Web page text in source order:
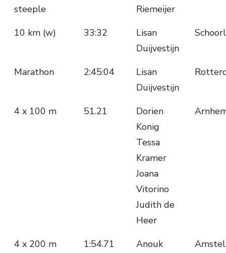
steeple
Riemeijer
10 km (w) 33:32
Lisan
Duijvestijn
Schoorl
Marathon 2:45:04
Lisan
Duijvestijn
4 x 100 m 51.21
Dorien
Konig
Tessa
Kramer
Joana
Vitorino
Judith de
Heer
4 x 200 m 1:54.71
Anouk